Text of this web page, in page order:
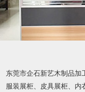
东莞市企石新艺木制品加
服装展柜、皮具展柜、内